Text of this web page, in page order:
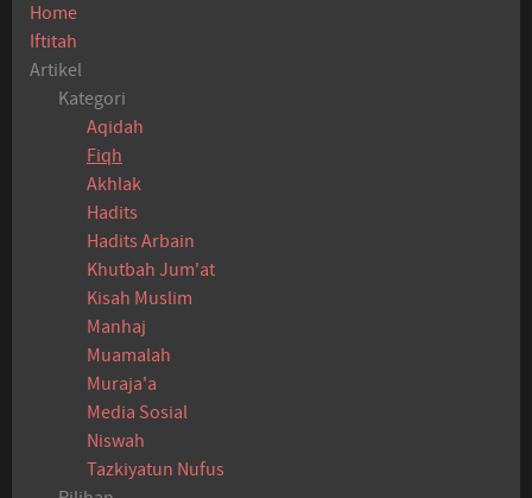
Home
Iftitah
Artikel
Kategori
Aqidah
Fiqh
Akhlak
Hadits
Hadits Arbain
Khutbah Jum'at
Kisah Muslim
Manhaj
Muamalah
Muraja'a
Media Sosial
Niswah
Tazkiyatun Nufus